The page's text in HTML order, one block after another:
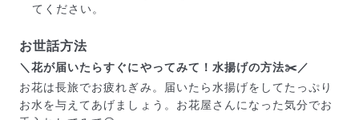
もし届いたお花に「枯れている」「折れている」などの
までご連絡ください。ご返金にて補償いたします。
てください。
お世話方法
＼花が届いたらすぐにやってみて！水揚げの方法✂️／
お花は長旅でお疲れぎみ。届いたら水揚げをしてたっぷり
お水を与えてあげましょう。お花屋さんになった気分でお